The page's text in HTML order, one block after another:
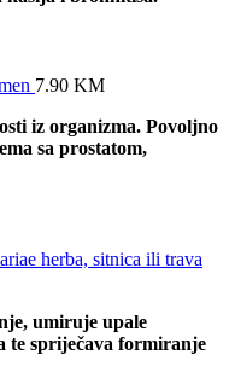
7.90 KM
iz organizma. Povoljno
sa prostatom,
herba, sitnica ili trava
umiruje upale
te spriječava formiranje